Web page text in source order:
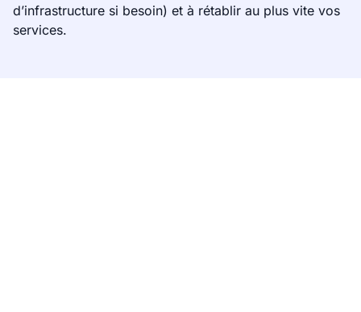
d’infrastructure si besoin) et à rétablir au plus vite vos
services.